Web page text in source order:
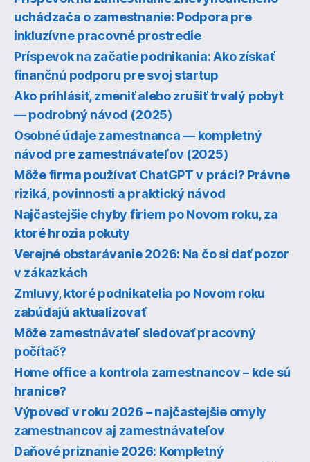
uchádzača o zamestnanie: Podpora pre
inkluzívne pracovné prostredie
Príspevok na začatie podnikania: Ako získať
finančnú podporu pre svoj startup
Ako prihlásiť, zmeniť alebo zrušiť trvalý pobyt
— podrobný návod (2025)
Osobné údaje zamestnanca — kompletný
návod pre zamestnávateľov (2025)
Môže firma používať ChatGPT v práci? Právne
riziká, povinnosti a praktický návod
Najčastejšie chyby firiem po Novom roku, za
ktoré hrozia pokuty
Verejné obstarávanie 2026: Na čo si dať pozor
v zákazkách
Zmluvy, ktoré podnikatelia po Novom roku
zabúdajú aktualizovať
Môže zamestnávateľ sledovať pracovný
počítač?
Home office a kontrola zamestnancov – kde sú
hranice?
Výpoveď v roku 2026 – najčastejšie omyly
zamestnancov aj zamestnávateľov
Daňové priznanie 2026: Kompletný